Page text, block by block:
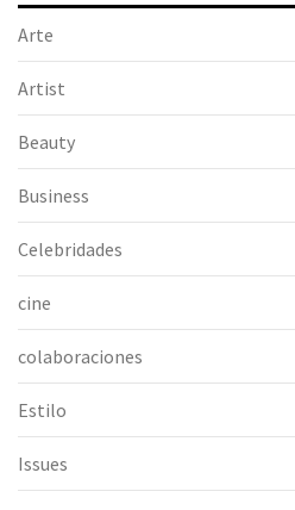
Arte
Artist
Beauty
Business
Celebridades
cine
colaboraciones
Estilo
Issues